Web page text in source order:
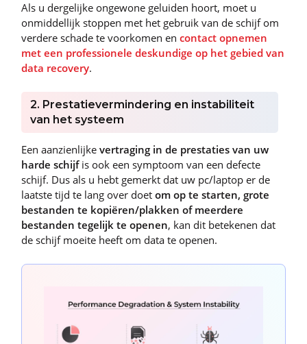
Als u dergelijke ongewone geluiden hoort, moet u
onmiddellijk stoppen met het gebruik van de schijf om
verdere schade te voorkomen en contact opnemen
met een professionele deskundige op het gebied van
data recovery.
2. Prestatievermindering en instabiliteit
van het systeem
Een aanzienlijke vertraging in de prestaties van uw
harde schijfis ook een symptoom van een defecte
schijf. Dus als u hebt gemerkt dat uw pc/laptop er de
laatste tijd te lang over doet om op te starten, grote
bestanden te kopiëren/plakken of meerdere
bestanden tegelijk te openen, kan dit betekenen dat
de schijf moeite heeft om data te openen.